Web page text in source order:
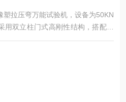
拉压弯万能试验机，设备为50KN
双立柱门式高刚性结构，搭配杠
缩、弯曲、剪切、剥离等多种力学